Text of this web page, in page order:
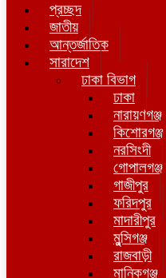
প্রচ্ছদ
জাতীয়
আন্তর্জাতিক
সারাদেশ
ঢাকা বিভাগ
ঢাকা
নারায়ণগঞ্জ
কিশোরগঞ্জ
নরসিংদী
গোপালগঞ্জ
গাজীপুর
ফরিদপুর
মাদারীপুর
মুন্সিগঞ্জ
রাজবাড়ী
মানিকগঞ্জ